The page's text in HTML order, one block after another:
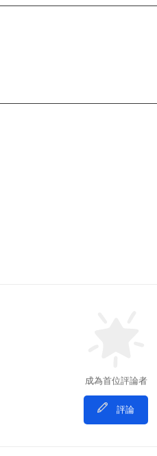
成為首位評論者
評論